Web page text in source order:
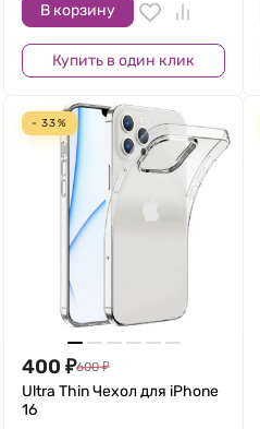
В корзину
Купить в один клик
- 33%
400 ₽600 ₽
Ultra Thin Чехол для iPhone
16